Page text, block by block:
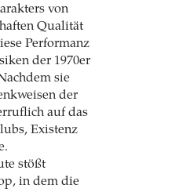
von
Qualität
Performanz
der 1970er
sie
der
auf das
Existenz
stößt
in dem die